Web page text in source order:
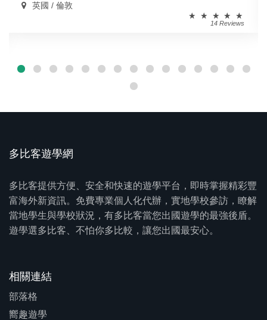
英國 / 倫敦
14 Reviews
多比客遊學網
多比客提供方便、安全和快速的遊學平台，即時掌握精彩豐
富海外新資訊。免費專業個人化代辦，實地學校參訪，瞭解
當地學生與學校狀況，有多比客當您出國遊學的最強後盾。
遊學選多比客、不怕你多比較，讓您出國最安心。
相關連結
部落格
嚮趣遊學